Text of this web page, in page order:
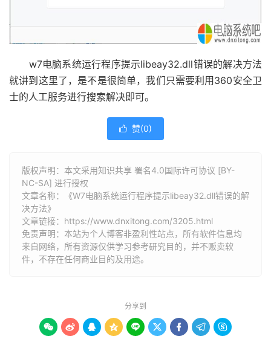
w7电脑系统运行程序提示libeay32.dll错误的解决方法
就讲到这里了，是不是很简单，我们只需要利用360安全卫
士的人工服务进行搜索解决即可。
 赞(0)
版权声明：本文采用知识共享 署名4.0国际许可协议 [BY-
NC-SA] 进行授权
文章名称：《W7电脑系统运行程序提示libeay32.dll错误的解
决方法》
文章链接： https://www.dnxitong.com/3205.html
免责声明：本站为个人博客非盈利性站点，所有软件信息均
来自网络，所有资源仅供学习参考研究目的，并不贩卖软
件，不存在任何商业目的及用途。
分享到
        